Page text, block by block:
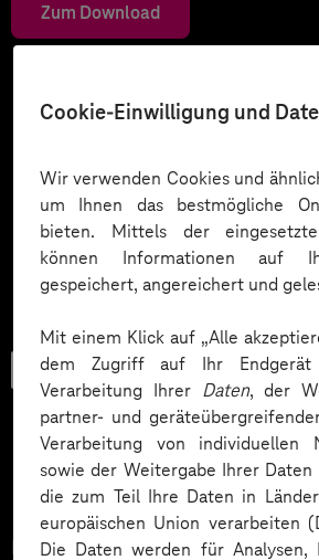
Cookie-Einwilligung und
Wir verwenden Cookies und
um Ihnen das bestmögliche
bieten. Mittels der
können Informationen auf
gespeichert, angereichert und
Mit einem Klick auf „Alle
dem Zugriff auf Ihr
Verarbeitung Ihrer Daten, der
partner- und
Verarbeitung von individuellen
sowie der Weitergabe Ihrer
die zum Teil Ihre Daten in
europäischen Union verarbeiten
Die Daten werden für Analysen,
Zum Download
Checkliste
Datenschutz in KI-
Datenschutz in KI-Projekten leicht